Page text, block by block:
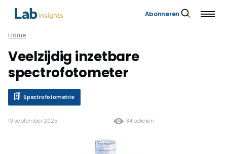
Abonneren
Home
Veelzijdig inzetbare
spectrofotometer
Spectrofotometrie
34 bekeken
19 september 2025